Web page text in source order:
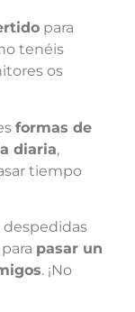
para
tenéis
os
formas de
diaria,
tiempo
despedidas
pasar un
. ¡No